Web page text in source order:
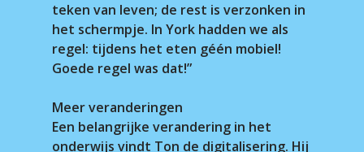
teken van leven; de rest is verzonken in
het schermpje. In York hadden we als
regel: tijdens het eten géén mobiel!
Goede regel was dat!”
Meer veranderingen
Een belangrijke verandering in het
onderwijs vindt Ton de digitalisering. Hij